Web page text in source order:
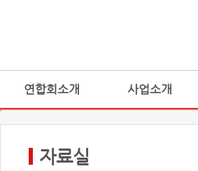
연합회소개 사업소개
자료실